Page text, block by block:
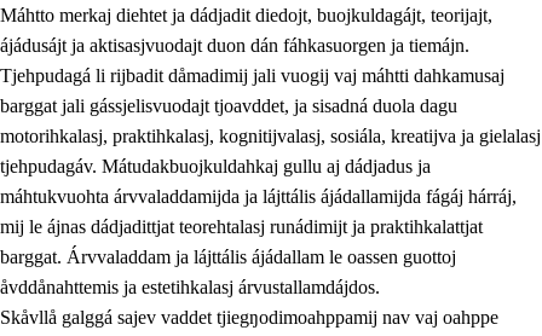
2.4 Oahppat oahppat
Doaresfágalasj tiemá
Máhtto merkaj diehtet ja dádjadit diedojt, buojkuldagájt, teorijajt,
ájádusájt ja aktisasjvuodajt duon dán fáhkasuorgen ja tiemájn.
Tjehpudagá li rijbadit dåmadimij jali vuogij vaj máhtti dahkamusaj
barggat jali gássjelisvuodajt tjoavddet, ja sisadná duola dagu
motorihkalasj, praktihkalasj, kognitijvalasj, sosiála, kreatijva ja gielalasj
tjehpudagáv. Mátudakbuojkuldahkaj gullu aj dádjadus ja
máhtukvuohta árvvaladdamijda ja lájttális ájádallamijda fágáj hárráj,
mij le ájnas dádjadittjat teorehtalasj runádimijt ja praktihkalattjat
barggat. Árvvaladdam ja lájttális ájádallam le oassen guottoj
åvddånahttemis ja estetihkalasj árvustallamdájdos.
Skåvllå galggá sajev vaddet tjiegŋodimoahppamij nav vaj oahppe